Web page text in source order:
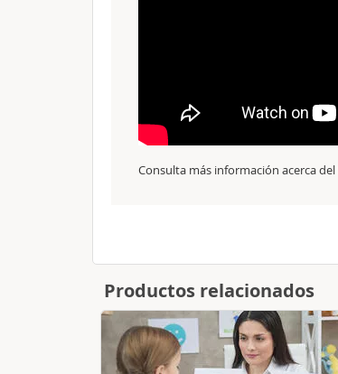
Consulta más información acerca del
Productos relacionados